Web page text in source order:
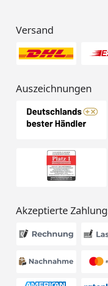
Versand
Auszeichnungen
Akzeptierte